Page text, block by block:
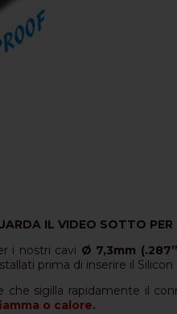
IL VIDEO SOTTO
i nostri cavi Ø 7,3mm
prima di inserire il Silicon
che sigilla rapidamente il
o calore.